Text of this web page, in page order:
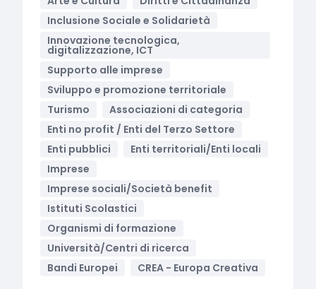
Inclusione Sociale e Solidarietà
Innovazione tecnologica,
digitalizzazione, ICT
Supporto alle imprese
Sviluppo e promozione territoriale
Turismo
Associazioni di categoria
Enti no profit / Enti del Terzo Settore
Enti pubblici
Enti territoriali/Enti locali
Imprese
Imprese sociali/Società benefit
Istituti Scolastici
Organismi di formazione
Università/Centri di ricerca
Bandi Europei
CREA - Europa Creativa